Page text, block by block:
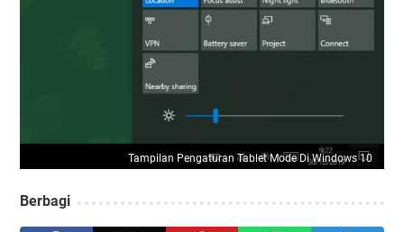
Tampilan Pengaturan Tablet Mode Di Windows 10
Berbagi